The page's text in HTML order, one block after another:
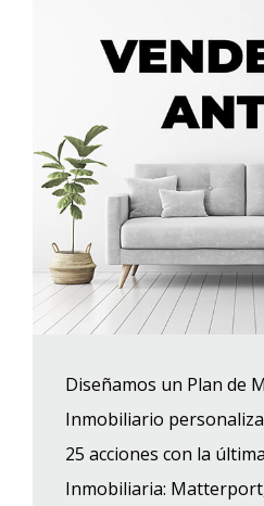
Diseñamos un Plan de
Inmobiliario
25 acciones con la
Inmobiliaria: